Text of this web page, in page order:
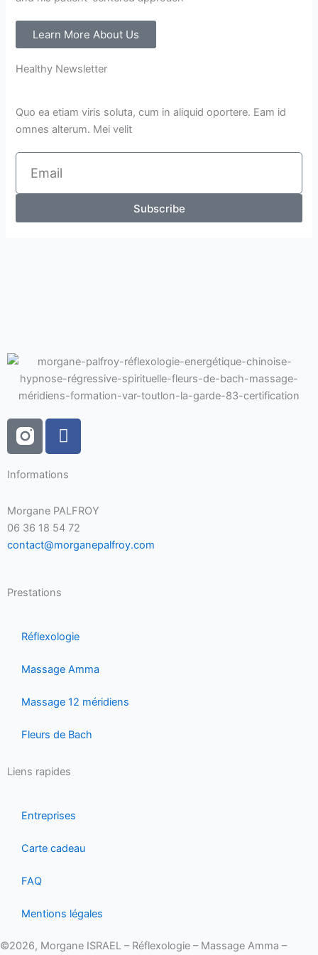
Learn More About Us
Healthy Newsletter
Quo ea etiam viris soluta, cum in aliquid oportere. Eam id
omnes alterum. Mei velit
Subscribe
F
a
e
o
o
k
Informations
Morgane PALFROY
06 36 18 54 72
contact@morganepalfroy.com
Prestations
Réflexologie
Massage Amma
Massage 12 méridiens
Fleurs de Bach
Liens rapides
Entreprises
Carte cadeau
FAQ
Mentions légales
©2026, Morgane ISRAEL – Réflexologie – Massage Amma –